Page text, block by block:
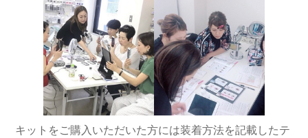
キットをご購入いただいた方には装着方法を記載したテ